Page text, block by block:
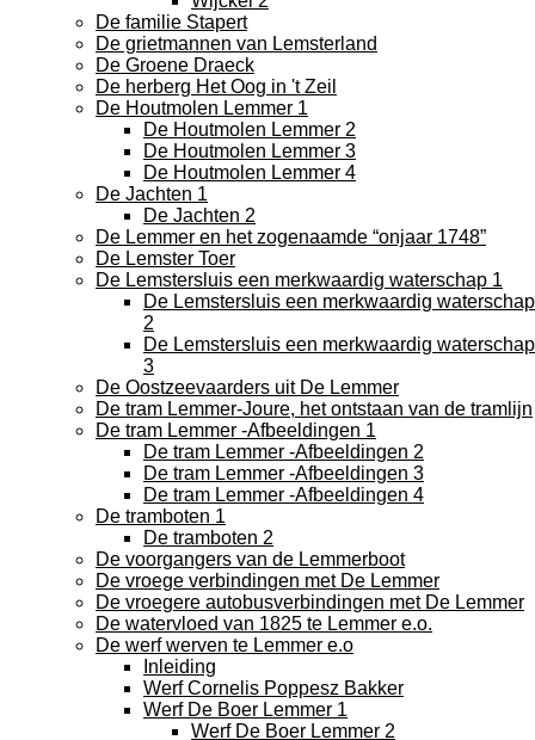
De familie Stapert
De grietmannen van Lemsterland
De Groene Draeck
De herberg Het Oog in 't Zeil
De Houtmolen Lemmer 1
De Houtmolen Lemmer 2
De Houtmolen Lemmer 3
De Houtmolen Lemmer 4
De Jachten 1
De Jachten 2
De Lemmer en het zogenaamde “onjaar 1748”
De Lemster Toer
De Lemstersluis een merkwaardig waterschap 1
De Lemstersluis een merkwaardig waterschap
2
De Lemstersluis een merkwaardig waterschap
3
De Oostzeevaarders uit De Lemmer
De tram Lemmer-Joure, het ontstaan van de tramlijn
De tram Lemmer -Afbeeldingen 1
De tram Lemmer -Afbeeldingen 2
De tram Lemmer -Afbeeldingen 3
De tram Lemmer -Afbeeldingen 4
De tramboten 1
De tramboten 2
De voorgangers van de Lemmerboot
De vroege verbindingen met De Lemmer
De vroegere autobusverbindingen met De Lemmer
De watervloed van 1825 te Lemmer e.o.
De werf werven te Lemmer e.o
Inleiding
Werf Cornelis Poppesz Bakker
Werf De Boer Lemmer 1
Werf De Boer Lemmer 2